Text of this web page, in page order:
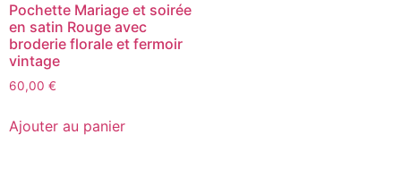
Pochette Mariage et soirée
en satin Rouge avec
broderie florale et fermoir
vintage
60,00 €
Ajouter au panier